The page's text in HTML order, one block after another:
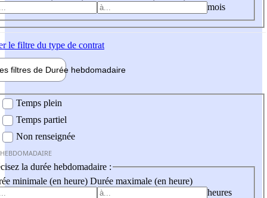
mois
le filtre du type de contrat
filtres de Durée hebdomadaire
Temps plein
Temps partiel
Non renseignée
la durée hebdomadaire :
minimale (en heure) Durée maximale (en heure)
heures